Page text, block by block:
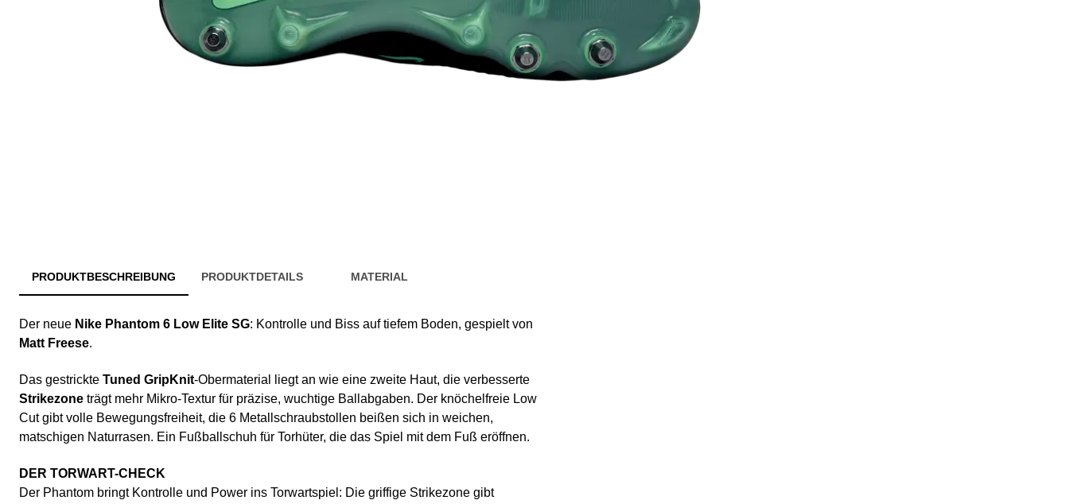
PRODUKTBESCHREIBUNG PRODUKTDETAILS MATERIAL
Der neue Nike Phantom 6 Low Elite SG: Kontrolle und Biss auf tiefem Boden, gespielt von
Matt Freese.
Das gestrickte Tuned GripKnit-Obermaterial liegt an wie eine zweite Haut, die verbesserte
Strikezone trägt mehr Mikro-Textur für präzise, wuchtige Ballabgaben. Der knöchelfreie Low
Cut gibt volle Bewegungsfreiheit, die 6 Metallschraubstollen beißen sich in weichen,
matschigen Naturrasen. Ein Fußballschuh für Torhüter, die das Spiel mit dem Fuß eröffnen.
DER TORWART-CHECK
Der Phantom bringt Kontrolle und Power ins Torwartspiel: Die griffige Strikezone gibt